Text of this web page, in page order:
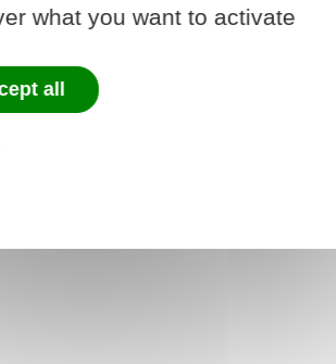
what you want to activate
all